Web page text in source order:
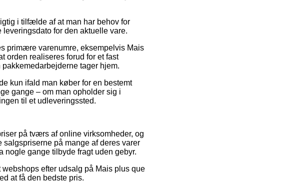
i tilfælde af at man har behov for
for den aktuelle vare.
primære varenumre, eksempelvis Mais
orden realiseres forud for et fast
tager hjem.
kun ifald man køber for en bestemt
gange – om man opholder sig i
til et udleveringssted.
på tværs af online virksomheder, og
på mange af deres varer
gange tilbyde fragt uden gebyr.
efter udsalg på Mais plus que
at få den bedste pris.